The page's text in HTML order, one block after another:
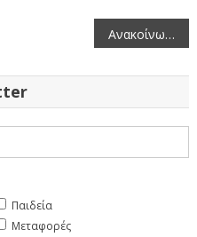
Ανακοίνωση του Περιφερειακού Συμβουλίου επί της Μ.Π.Ε. του έργου: «Λειτουργία του Ατμοηλεκτρικού Σταθμού ηλεκτροπαραγωγής “ΑΗΣ Μελίτης, Μονάδας Ι ’’, ονομαστικής ισχύος 330 MWe , με καύσιμο λιγνίτη, της Λιγνιτικής Μελίτης Α.Ε.»
Παιδεία
Μεταφορές